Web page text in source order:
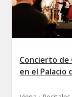
Concierto de
en el Palacio